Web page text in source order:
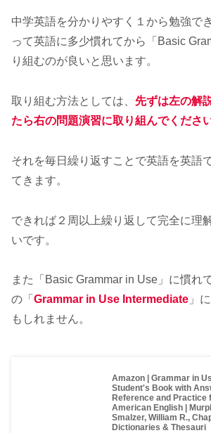
中学英語を分かりやすく１から勉強で
って英語に多少慣れてから「Basic
り組むのが良いと思います。
取り組む方法としては、 先ずは左の解
たら右の問題演習に取り組んでください
それを毎日繰り返すことで英語を英語
てきます。
できれば２周以上繰り返して完全に理
いです。
また「Basic Grammar in Use」に慣れ
の「 Grammar in Use Intermediate 」
もしれません。
Amazon | Grammar in
Student's Book with
Reference and Practice
American English |
Smalzer, William R.,
Dictionaries & Thesauri